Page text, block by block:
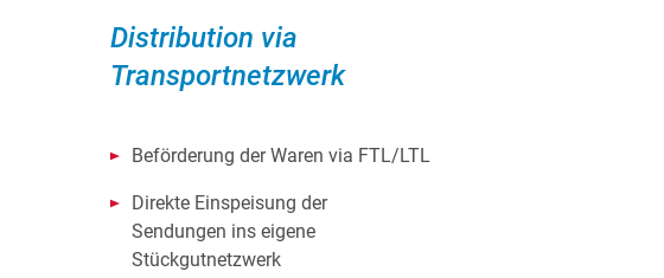
Distribution via
Transportnetzwerk
Beförderung der Waren via FTL/LTL
Direkte Einspeisung der
Sendungen ins eigene
Stückgutnetzwerk